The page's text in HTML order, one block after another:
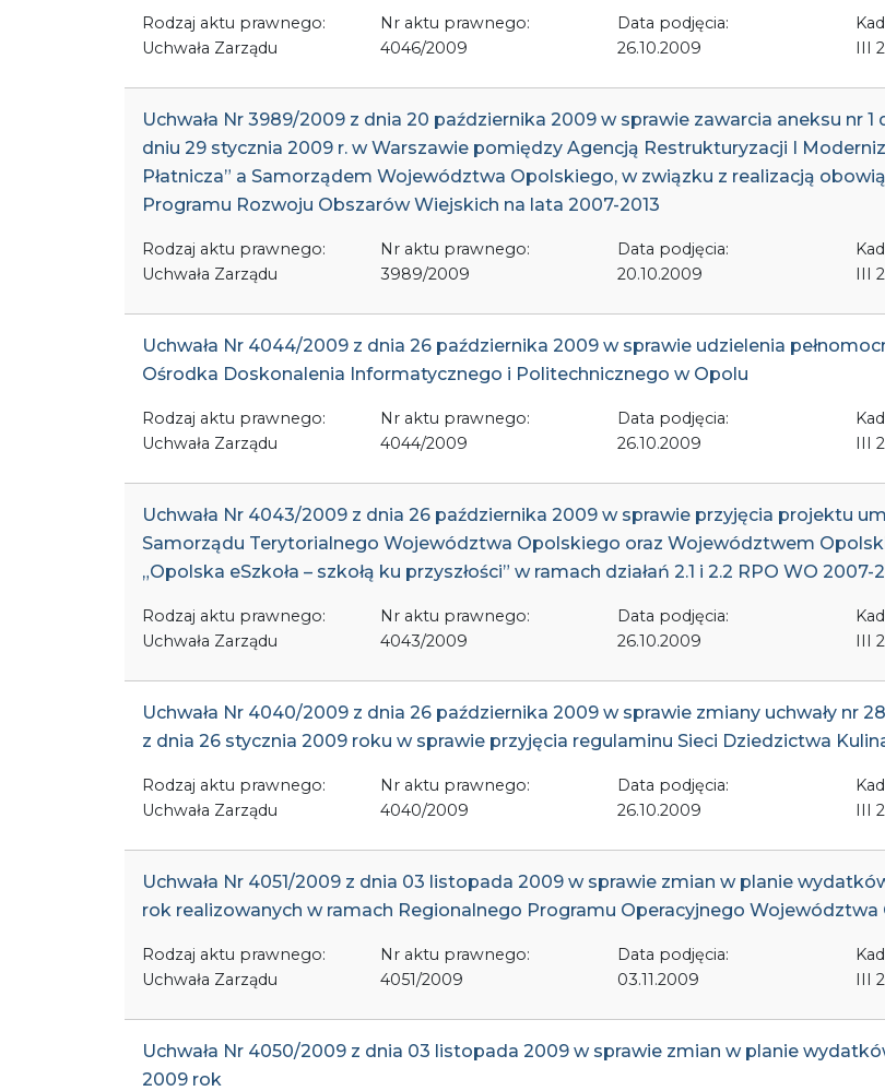
Rodzaj aktu prawnego:
Uchwała Zarządu
Nr aktu prawnego:
4046/2009
Data podjęcia:
26.10.2009
III
Uchwała Nr 3989/2009 z dnia 20 października 2009 w sprawie zawarcia aneksu nr
dniu 29 stycznia 2009 r. w Warszawie pomiędzy Agencją Restrukturyzacji I
Płatnicza” a Samorządem Województwa Opolskiego, w związku z realizacją
Programu Rozwoju Obszarów Wiejskich na lata 2007-2013
Rodzaj aktu prawnego:
Uchwała Zarządu
Nr aktu prawnego:
3989/2009
Data podjęcia:
20.10.2009
III
Uchwała Nr 4044/2009 z dnia 26 października 2009 w sprawie udzielenia
Ośrodka Doskonalenia Informatycznego i Politechnicznego w Opolu
Rodzaj aktu prawnego:
Uchwała Zarządu
Nr aktu prawnego:
4044/2009
Data podjęcia:
26.10.2009
III
Uchwała Nr 4043/2009 z dnia 26 października 2009 w sprawie przyjęcia projektu
Samorządu Terytorialnego Województwa Opolskiego oraz Województwem
„Opolska eSzkoła – szkołą ku przyszłości” w ramach działań 2.1 i 2.2 RPO WO 2007-
Rodzaj aktu prawnego:
Uchwała Zarządu
Nr aktu prawnego:
4043/2009
Data podjęcia:
26.10.2009
III
Uchwała Nr 4040/2009 z dnia 26 października 2009 w sprawie zmiany uchwały nr
z dnia 26 stycznia 2009 roku w sprawie przyjęcia regulaminu Sieci Dziedzictwa
Rodzaj aktu prawnego:
Uchwała Zarządu
Nr aktu prawnego:
4040/2009
Data podjęcia:
26.10.2009
III
Uchwała Nr 4051/2009 z dnia 03 listopada 2009 w sprawie zmian w planie
rok realizowanych w ramach Regionalnego Programu Operacyjnego Województwa
Rodzaj aktu prawnego:
Uchwała Zarządu
Nr aktu prawnego:
4051/2009
Data podjęcia:
03.11.2009
III
Uchwała Nr 4050/2009 z dnia 03 listopada 2009 w sprawie zmian w planie
2009 rok